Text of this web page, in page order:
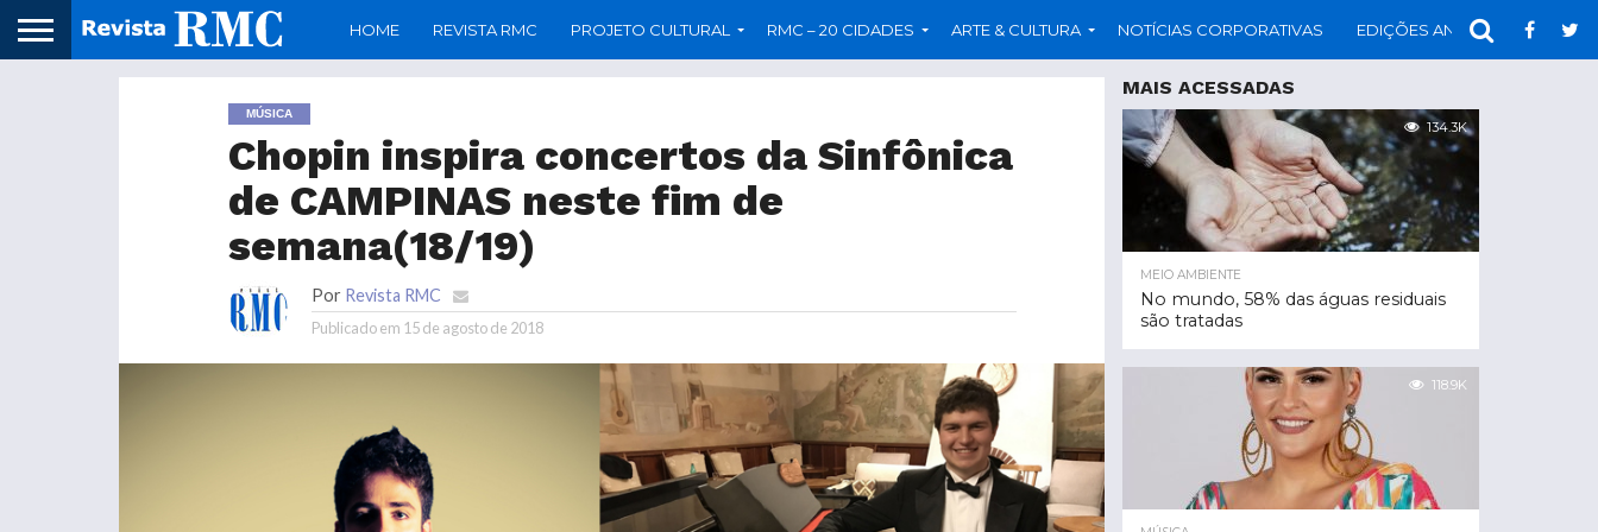
HOME REVISTA RMC PROJETO CULTURAL RMC – 20 CIDADES ARTE & CULTURA NOTÍCIAS CORPORATIVAS EDIÇÕES ANTERIORES
MÚSICA
Chopin inspira concertos da Sinfônica
de CAMPINAS neste fim de
semana(18/19)
Por Revista RMC
Publicado em 15 de agosto de 2018
MAIS ACESSADAS
134.3K
MEIO AMBIENTE
No mundo, 58% das águas residuais
são tratadas
118.9K